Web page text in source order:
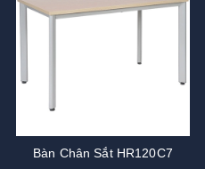
Bàn Chân Sắt HR120C7